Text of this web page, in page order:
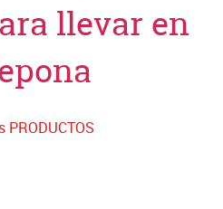
llevar en
PRODUCTOS